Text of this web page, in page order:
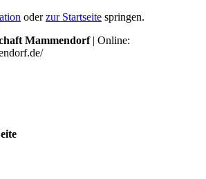
oderzur Startseite springen.
Mammendorf| Online: